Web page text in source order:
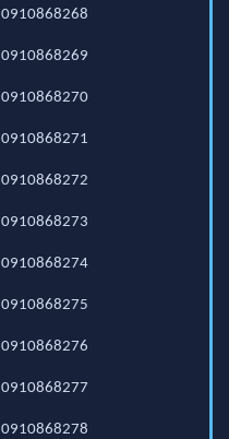
0910868268
0910868269
0910868270
0910868271
0910868272
0910868273
0910868274
0910868275
0910868276
0910868277
0910868278